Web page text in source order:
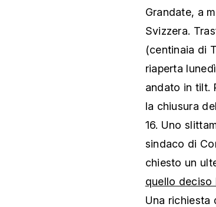
Grandate, a
Svizzera.
(centinaia di
riaperta
andato in tilt.
la chiusura
16. Uno
sindaco di
chiesto un
quello deciso
Una richiesta